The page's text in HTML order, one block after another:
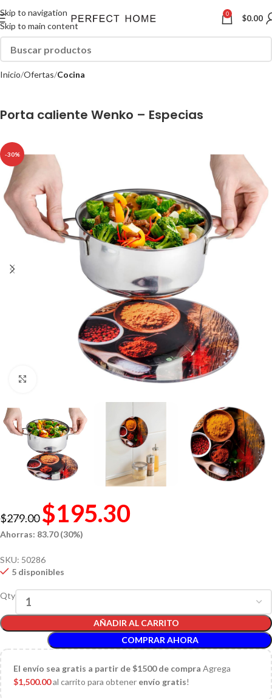
Skip to navigation
Skip to main content
0 $0.00
Inicio Ofertas Cocina
Porta caliente Wenko – Especias
-30%
$279.00 $195.30
Ahorras: 83.70 (30%)
SKU: 50286
5 disponibles
Qty
AÑADIR AL CARRITO
COMPRAR AHORA
El envío sea gratis a partir de $1500 de compra Agrega
$1,500.00al carrito para obtener envío gratis!